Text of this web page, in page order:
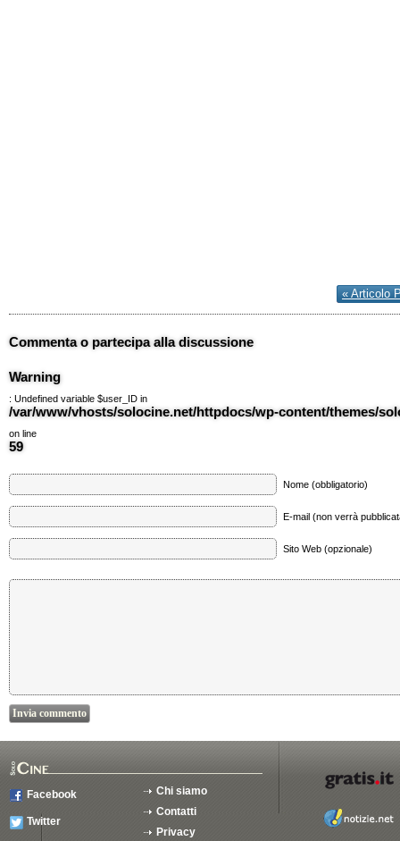
« Articolo
Commenta o partecipa alla discussione
Warning
: Undefined variable $user_ID in
/var/www/vhosts/solocine.net/httpdocs/wp-content/themes/
on line
59
Nome (obbligatorio)
E-mail (non verrà
Sito Web (opzionale)
Facebook
Twitter
Chi siamo
Contatti
Privacy